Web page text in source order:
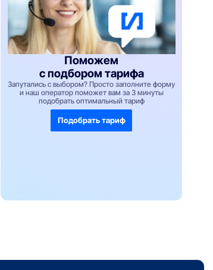
Поможем
с подбором тарифа
Запутались с выбором? Просто заполните форму
и наш оператор поможет вам за 3 минуты
подобрать оптимальный тариф
Подобрать тариф